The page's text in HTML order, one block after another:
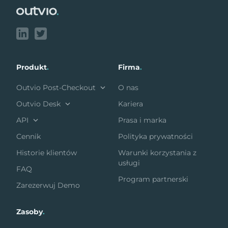
Produkt.
Outvio Post-Checkout
Outvio Desk
API
Cennik
Historie klientów
FAQ
Zarezerwuj Demo
Firma.
O nas
Kariera
Prasa i marka
Polityka prywatności
Warunki korzystania z
usługi
Program partnerski
Zasoby.